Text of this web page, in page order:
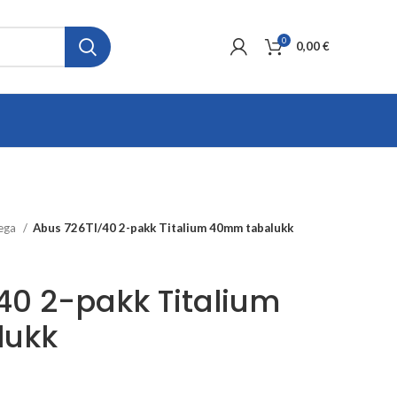
0 0,00€
Abus 726TI/40 2-pakk Titalium 40mm tabalukk
2-pakk Titalium